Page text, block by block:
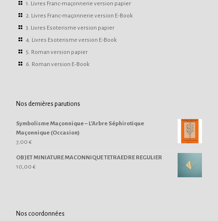
1. Livres Franc-maçonnerie version papier
2. Livres Franc-maçonnerie version E-Book
3. Livres Esoterisme version papier
4. Livres Esoterisme version E-Book
5. Roman version papier
6. Roman version E-Book
Nos dernières parutions
Symbolisme Maçonnique – L’Arbre Séphirotique
Maçonnique (Occasion)
7,00 €
OBJET MINIATURE MACONNIQUE TETRAEDRE REGULIER
10,00 €
Nos coordonnées